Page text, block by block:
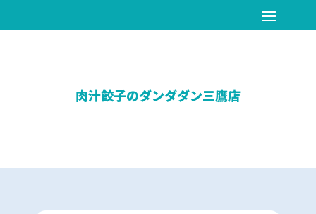
肉汁餃子のダンダダン三鷹店